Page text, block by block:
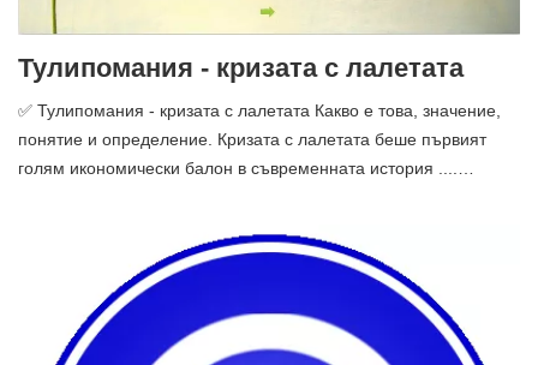
Тулипомания - кризата с лалетата
✅ Тулипомания - кризата с лалетата Какво е това, значение,
понятие и определение. Кризата с лалетата беше първият
голям икономически балон в съвременната история ....…